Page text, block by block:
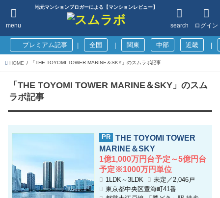
地元マンションブロガーによる【マンションレビュー】
ログイン
search
menu
プレミアム記事 全国 関東 中部 近畿
HOME 「THE TOYOMI TOWER MARINE＆SKY」のスムラボ記事
「THE TOYOMI TOWER MARINE＆SKY」のスム
ラボ記事
THE TOYOMI TOWER
MARINE＆SKY
1億1,000万円台予定～5億円台
予定※1000万円単位
1LDK～3LDK
未定／2,046戸
東京都中央区豊海町41番